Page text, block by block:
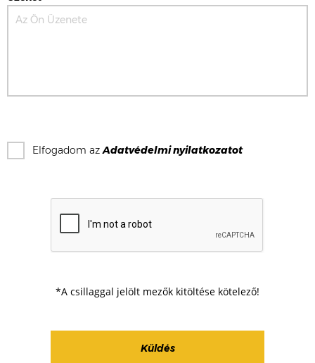
Elfogadom azAdatvédelmi nyilatkozatot
*A csillaggal jelölt mezők kitöltése kötelező!